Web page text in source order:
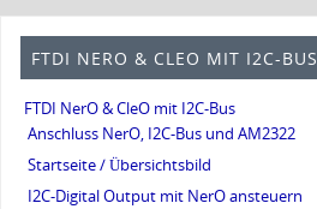
FTDI NERO & CLEO MIT I2C-BUS
FTDI NerO & CleO mit I2C-Bus
Anschluss NerO, I2C-Bus und AM2322
Startseite / Übersichtsbild
I2C-Digital Output mit NerO ansteuern